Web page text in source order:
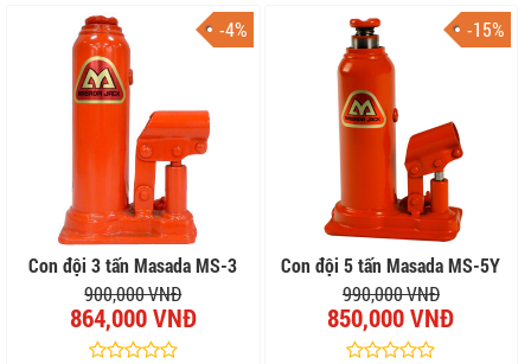
-4%
Con đội 3 tấn Masada MS-3
900,000 VNĐ
864,000 VNĐ
-15%
Con đội 5 tấn Masada MS-5Y
990,000 VNĐ
850,000 VNĐ